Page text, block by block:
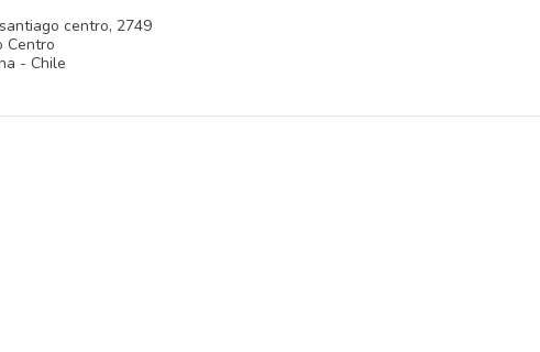
centro, 2749
Centro
- Chile